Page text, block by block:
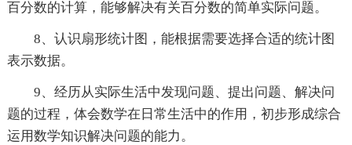
百分数的计算，能够解决有关百分数的简单实际问题。
8、认识扇形统计图，能根据需要选择合适的统计图
表示数据。
9、经历从实际生活中发现问题、提出问题、解决问
题的过程，体会数学在日常生活中的作用，初步形成综合
运用数学知识解决问题的能力。